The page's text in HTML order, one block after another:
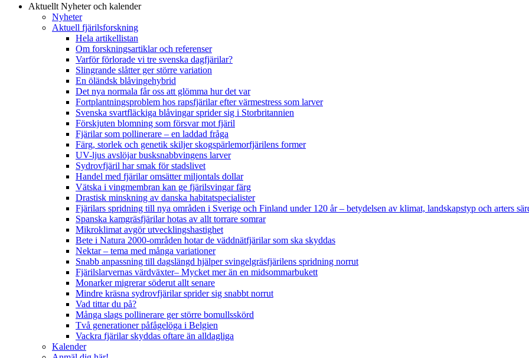
Aktuellt Nyheter och kalender
Nyheter
Aktuell fjärilsforskning
Hela artikellistan
Om forskningsartiklar och referenser
Varför förlorade vi tre svenska dagfjärilar?
Slingrande slåtter ger större variation
En öländsk blåvingehybrid
Det nya normala får oss att glömma hur det var
Fortplantningsproblem hos rapsfjärilar efter värmestress som larver
Svenska svartfläckiga blåvingar sprider sig i Storbritannien
Förskjuten blomning som försvar mot fjäril
Fjärilar som pollinerare – en laddad fråga
Färg, storlek och genetik skiljer skogspärlemorfjärilens former
UV-ljus avslöjar busksnabbvingens larver
Sydrovfjäril har smak för stadslivet
Handel med fjärilar omsätter miljontals dollar
Vätska i vingmembran kan ge fjärilsvingar färg
Drastisk minskning av danska habitatspecialister
Fjärilars spridning till nya områden i Sverige och Finland under 120 år– betydelsen av klimat, landskapstyp och arters
Spanska kamgräsfjärilar hotas av allt torrare somrar
Mikroklimat avgör utvecklingshastighet
Bete i Natura 2000-områden hotar de väddnätfjärilar som ska skyddas
Nektar – tema med många variationer
Snabb anpassning till dagslängd hjälper svingelgräsfjärilens spridning norrut
Fjärilslarvernas värdväxter– Mycket mer än en midsommarbukett
Monarker migrerar söderut allt senare
Mindre kräsna sydrovfjärilar sprider sig snabbt norrut
Vad tittar du på?
Många slags pollinerare ger större bomullsskörd
Två generationer påfågelöga i Belgien
Vackra fjärilar skyddas oftare än alldagliga
Kalender